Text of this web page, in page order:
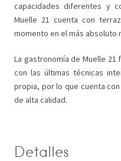
capacidades diferentes y
Muelle 21 cuenta con
momento en el más absoluto
La gastronomía de Muelle 21
con las últimas técnicas
propia, por lo que cuenta
de alta calidad.
Detalles